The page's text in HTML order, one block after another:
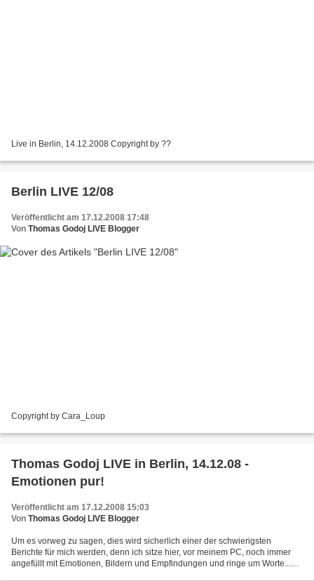
Live in Berlin, 14.12.2008 Copyright by ??
Berlin LIVE 12/08
Veröffentlicht am 17.12.2008 17:48
Von Thomas Godoj LIVE Blogger
Copyright by Cara_Loup
Thomas Godoj LIVE in Berlin, 14.12.08 -
Emotionen pur!
Veröffentlicht am 17.12.2008 15:03
Von Thomas Godoj LIVE Blogger
Um es vorweg zu sagen, dies wird sicherlich einer der schwierigsten
Berichte für mich werden, denn ich sitze hier, vor meinem PC, noch immer
angefüllt mit Emotionen, Bildern und Empfindungen und ringe um Worte...